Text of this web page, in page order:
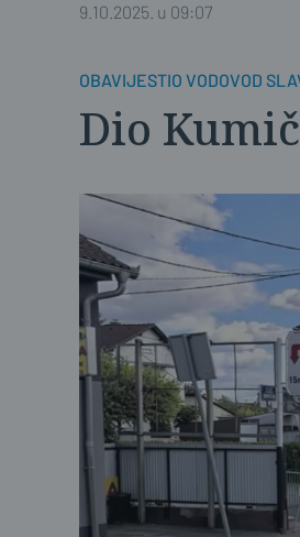
9.10.2025. u 09:07
OBAVIJESTIO VODOVOD
Dio